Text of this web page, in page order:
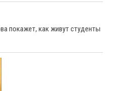
покажет, как живут студенты